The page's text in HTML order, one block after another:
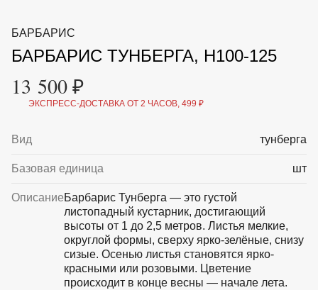
МАЛАЯ МЕХАНИЗАЦИЯ
ОТПУГИВАТЕЛИ ОТ ПТИЦ, НАСЕКОМЫХ И
ГРЫЗУНОВ
САДОВЫЙ ИНСТРУМЕНТ
СЕМЕНА
СРЕДСТВА ЗАЩИТЫ РАСТЕНИЙ И УДОБРЕНИЯ
ТОВАРЫ И АПТЕКА ДЛЯ ПРУДА
Новинки Акции
УХОД
+7 (495) 197 87
87
БАРБАРИС
БАРБАРИС ТУНБЕРГА, H100-125
13 500 ₽
ЭКСПРЕСС-ДОСТАВКА ОТ 2 ЧАСОВ, 499 ₽
Вид тунберга
Базовая единица шт
ОписаниеБарбарис Тунберга — это густой
листопадный кустарник, достигающий
высоты от 1 до 2,5 метров. Листья мелкие,
округлой формы, сверху ярко-зелёные, снизу
сизые. Осенью листья становятся ярко-
красными или розовыми. Цветение
происходит в конце весны — начале лета.